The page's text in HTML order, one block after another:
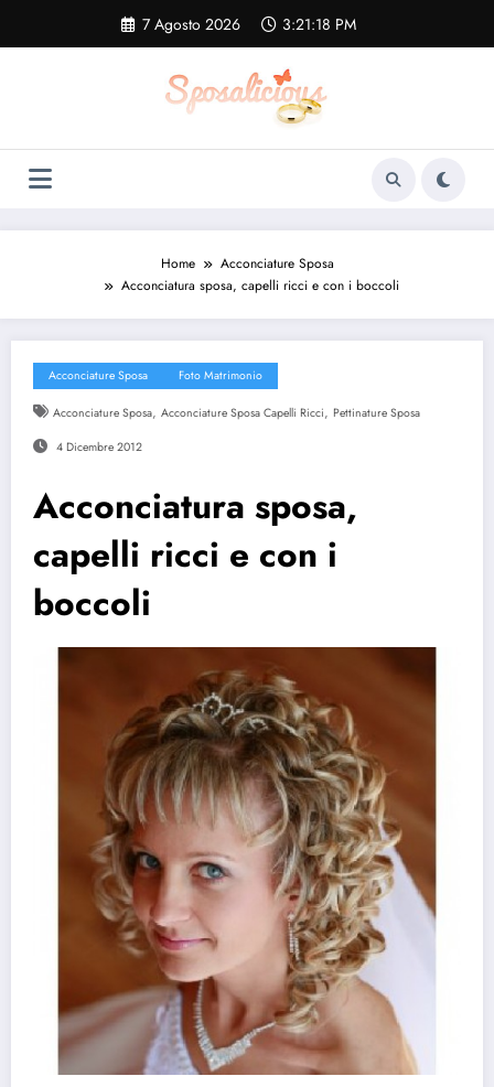
contenuto
7 Agosto 2026 3:21:18 PM
Home
Acconciature Sposa
Acconciatura sposa, capelli ricci e con i boccoli
Acconciature Sposa Foto Matrimonio
Acconciature Sposa, Acconciature Sposa Capelli Ricci, Pettinature Sposa
4 Dicembre 2012
Acconciatura sposa,
capelli ricci e con i
boccoli